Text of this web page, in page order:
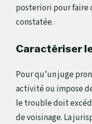
posteriori pour faire
constatée.
Caractériser
Pour qu’un juge
activité ou impose
le trouble doit
de voisinage. La